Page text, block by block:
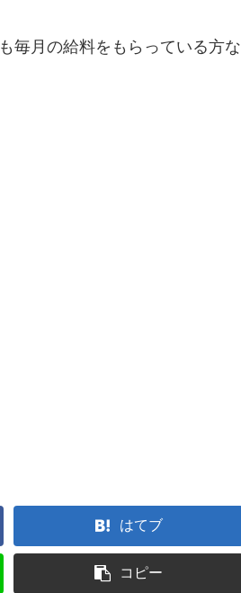
毎月の給料をもらっている方な
はてブ
コピー